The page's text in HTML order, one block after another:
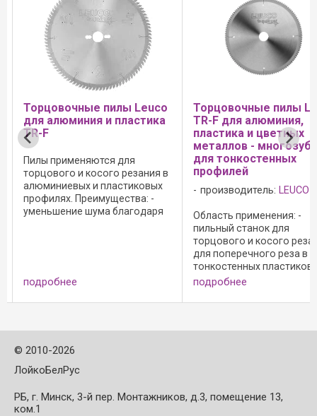
пилы Leuco
и пластика
для
и косого резания в
и пластиковых
Преимущества: -
шума благодаря
Торцовочные пилы Leuco
TR-F для алюминия,
пластика и цветных
металлов - многозубые -
для тонкостенных
профилей
производитель:LEUCO
Область применения: -
пильный станок для
торцового и косого резания; -
для поперечного реза в
тонкостенных пластиковых и
алюминиевых профилях;
зацеплений пильного диска и
благодаря большому числу ...
© 2010-2026
ЛойкоБелРус
РБ, г. Минск, 3-й пер. Монтажников, д.3, помещение 13,
ком.1